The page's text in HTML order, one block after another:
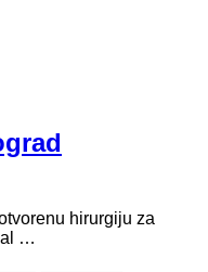
hirurgiju za
…